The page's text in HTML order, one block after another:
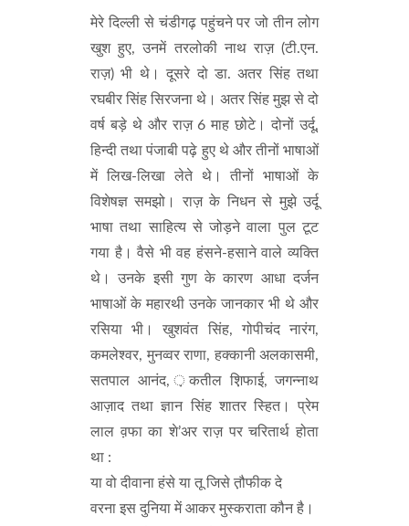
मेरे दिल्ली से चंडीगढ़ पहुंचने पर जो तीन लोग
खुश हुए, उनमें तरलोकी नाथ राज़ (टी.एन.
राज़) भी थे। दूसरे दो डा. अतर सिंह तथा
रघबीर सिंह सिरजना थे। अतर सिंह मुझ से दो
वर्ष बड़े थे और राज़ 6 माह छोटे। दोनों उर्दू,
हिन्दी तथा पंजाबी पढ़े हुए थे और तीनों भाषाओं
में लिख-लिखा लेते थे। तीनों भाषाओं के
विशेषज्ञ समझो। राज़ के निधन से मुझे उर्दू
भाषा तथा साहित्य से जोड़ने वाला पुल टूट
गया है। वैसे भी वह हंसने-हसाने वाले व्यक्ति
थे। उनके इसी गुण के कारण आधा दर्जन
भाषाओं के महारथी उनके जानकार भी थे और
रसिया भी। खुशवंत सिंह, गोपीचंद नारंग,
कमलेश्वर, मुनव्वर राणा, हक्कानी अलकासमी,
सतपाल आनंद, ़कतील श़िफाई, जगन्नाथ
आज़ाद तथा ज्ञान सिंह शातर स्हित। प्रेम
लाल व़फा का शे’अर राज़ पर चरितार्थ होता
था :
या वो दीवाना हंसे या तू जिसे त़ौफीक दे
वरना इस दुनिया में आकर मुस्कराता कौन है।